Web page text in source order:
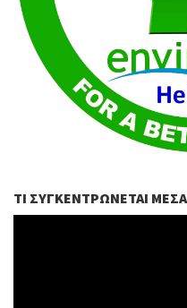
ΤΙ ΣΥΓΚΕΝΤΡΏΝΕΤΑΙ